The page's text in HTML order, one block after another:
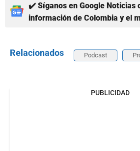
✔️ Síganos en Google Noticias
información de Colombia y el
Relacionados Podcast
PUBLICIDAD